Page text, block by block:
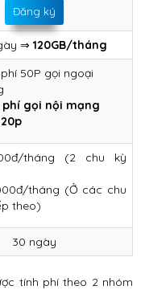
Đăng ký
⇒ 120GB/tháng
50P gọi ngoại
phí gọi nội mạng
tháng (2 chu kỳ
tháng (Ở các chu
theo)
30 ngày
tính phí theo 2 nhóm